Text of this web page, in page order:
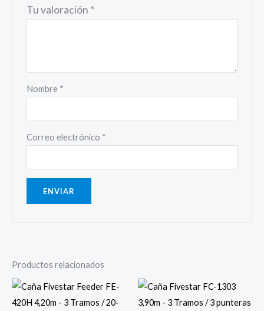
Tu valoración *
Nombre *
Correo electrónico *
Productos relacionados